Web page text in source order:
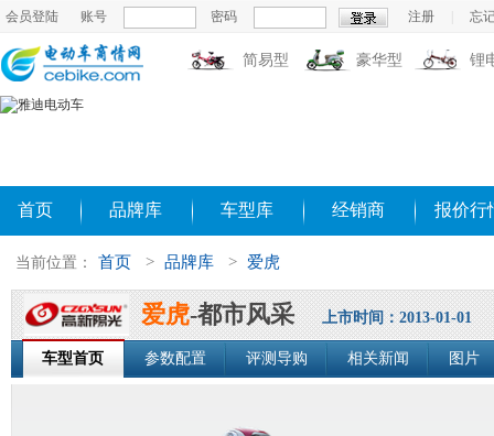
会员登陆 账号 密码 注册 忘
简易型 豪华型 锂
首页 品牌库 车型库 经销商 报价行
当前位置： 首页 > 品牌库 > 爱虎
爱虎-都市风采 上市时间：2013-01-01
车型首页 参数配置 评测导购 相关新闻 图片